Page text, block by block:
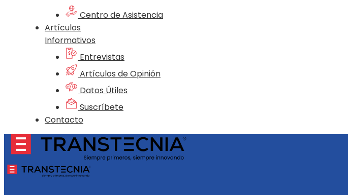
Centro de Asistencia
Artículos
Informativos
Entrevistas
Artículos de Opinión
Datos Útiles
Suscríbete
Contacto